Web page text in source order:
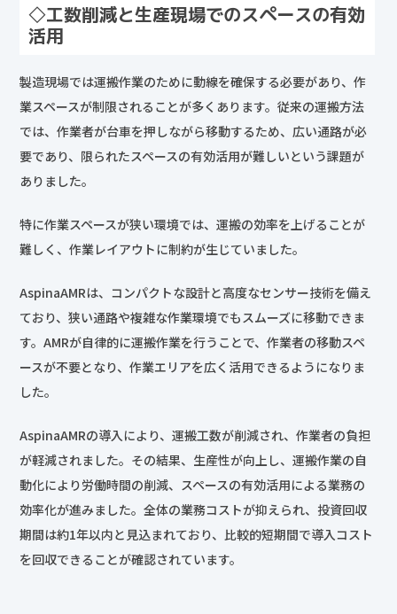
◇工数削減と生産現場でのスペースの有効
活用
製造現場では運搬作業のために動線を確保する必要があり、作
業スペースが制限されることが多くあります。従来の運搬方法
では、作業者が台車を押しながら移動するため、広い通路が必
要であり、限られたスペースの有効活用が難しいという課題が
ありました。
特に作業スペースが狭い環境では、運搬の効率を上げることが
難しく、作業レイアウトに制約が生じていました。
AspinaAMRは、コンパクトな設計と高度なセンサー技術を備え
ており、狭い通路や複雑な作業環境でもスムーズに移動できま
す。AMRが自律的に運搬作業を行うことで、作業者の移動スペ
ースが不要となり、作業エリアを広く活用できるようになりま
した。
AspinaAMRの導入により、運搬工数が削減され、作業者の負担
が軽減されました。その結果、生産性が向上し、運搬作業の自
動化により労働時間の削減、スペースの有効活用による業務の
効率化が進みました。全体の業務コストが抑えられ、投資回収
期間は約1年以内と見込まれており、比較的短期間で導入コスト
を回収できることが確認されています。